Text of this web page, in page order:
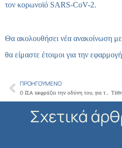
τον κορωνοϊό SARS-CoV-2.
Θα ακολουθήσει νέα ανακοίνωση με
θα είμαστε έτοιμοι για την
Prev
ΠΡΟΗΓΟΎΜΕΝΟ
Ο ΙΣΑ εκφράζει την οδύνη του, για την απώλεια δύο επίλεκτων μελών του που άφησαν την τελευταία τους πνοή χτυπημένοι από τον κορωνοϊό
Σχετικά